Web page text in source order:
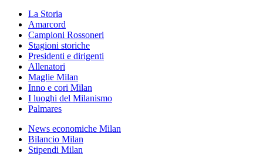
La Storia
Amarcord
Campioni Rossoneri
Stagioni storiche
Presidenti e dirigenti
Allenatori
Maglie Milan
Inno e cori Milan
I luoghi del Milanismo
Palmares
News economiche Milan
Bilancio Milan
Stipendi Milan